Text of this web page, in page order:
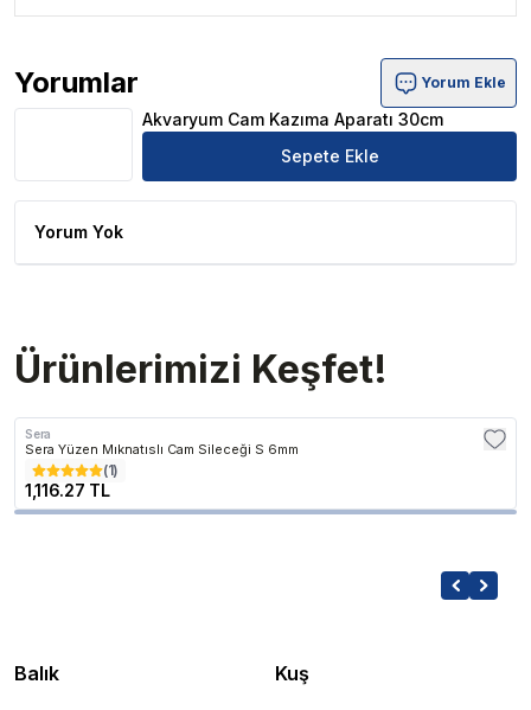
Yorumlar
Akvaryum Cam Kazıma Aparatı 30cm Ürün Yorumları
Yorum Ekle
Akvaryum Cam Kazıma Aparatı 30cm
Sepete Ekle
Yorum Yok
Ürünlerimizi Keşfet!
Sera
Sera Yüzen Mıknatıslı Cam Sileceği S 6mm
(1)
1,116.27 TL
Balık Kuş